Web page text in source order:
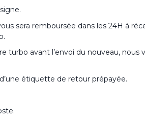
sera remboursée dans les 24H à
turbo avant l’envoi du nouveau,
étiquette de retour prépayée.